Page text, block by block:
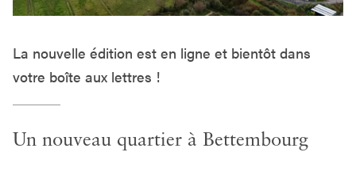
La nouvelle édition est en ligne et bientôt dans
votre boîte aux lettres !
Un nouveau quartier à Bettembourg